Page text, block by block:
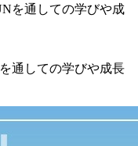
通しての学びや成長